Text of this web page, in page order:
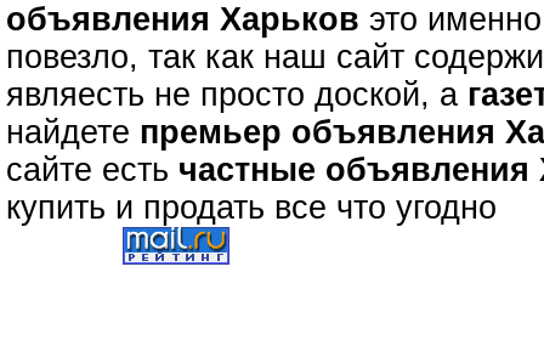
объявления Харьков это
повезло, так как наш сайт
являесть не просто доской, а
найдете премьер объявления
сайте есть частные объявления
купить и продать все что угодно